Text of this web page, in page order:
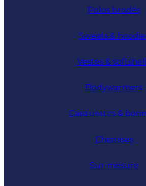
Polos brodés
Sweats &
Vestes &
Bodywarmers
Casquettes &
Chemises
Sur-mesure